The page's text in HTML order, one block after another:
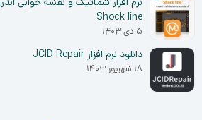
Shock line
۵ دی ۱۴۰۳
دانلود نرم افزار JCID Repair
۱۸ شهریور ۱۴۰۳